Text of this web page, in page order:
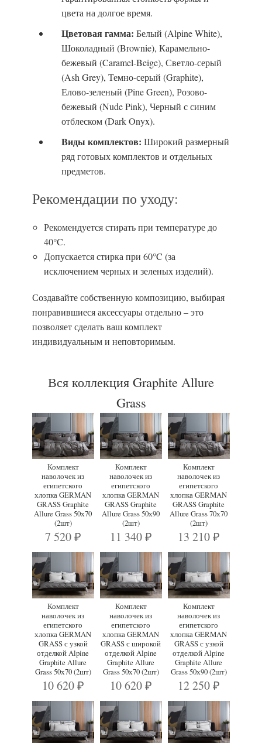
цвета на долгое время.
Цветовая гамма: Белый (Alpine White),
Шоколадный (Brownie), Карамельно-
бежевый (Caramel-Beige), Светло-серый
(Ash Grey), Темно-серый (Graphite),
Елово-зеленый (Pine Green), Розово-
бежевый (Nude Pink), Черный с синим
отблеском (Dark Onyx).
Виды комплектов: Широкий размерный
ряд готовых комплектов и отдельных
предметов.
Рекомендации по уходу:
Рекомендуется стирать при температуре до
40°C.
Допускается стирка при 60°C (за
исключением черных и зеленых изделий).
Создавайте собственную композицию, выбирая
понравившиеся аксессуары отдельно – это
позволяет сделать ваш комплект
индивидуальным и неповторимым.
Вся коллекция Graphite Allure
Grass
Комплект
наволочек из
египетского
хлопка GERMAN
GRASS Graphite
Allure Grass 50х70
(2шт)
7 520 ₽
Комплект
наволочек из
египетского
хлопка GERMAN
GRASS Graphite
Allure Grass 50х90
(2шт)
11 340 ₽
Комплект
наволочек из
египетского
хлопка GERMAN
GRASS Graphite
Allure Grass 70х70
(2шт)
13 210 ₽
Комплект
наволочек из
египетского
хлопка GERMAN
GRASS с узкой
отделкой Alpine
Graphite Allure
Grass 50х70 (2шт)
10 620 ₽
Комплект
наволочек из
египетского
хлопка GERMAN
GRASS с широкой
отделкой Alpine
Graphite Allure
Grass 50х70 (2шт)
10 620 ₽
Комплект
наволочек из
египетского
хлопка GERMAN
GRASS с узкой
отделкой Alpine
Graphite Allure
Grass 50х90 (2шт)
12 250 ₽